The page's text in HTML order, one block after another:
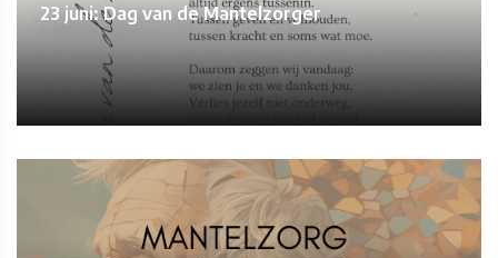
23 juni: Dag van de Mantelzorger